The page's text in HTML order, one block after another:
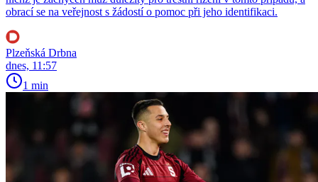
obrací se na veřejnost s žádostí o pomoc při jeho identifikaci.
Plzeňská Drbna
dnes, 11:57
1 min